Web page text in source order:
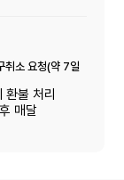
취소 요청(약 7일
불 처리
매달